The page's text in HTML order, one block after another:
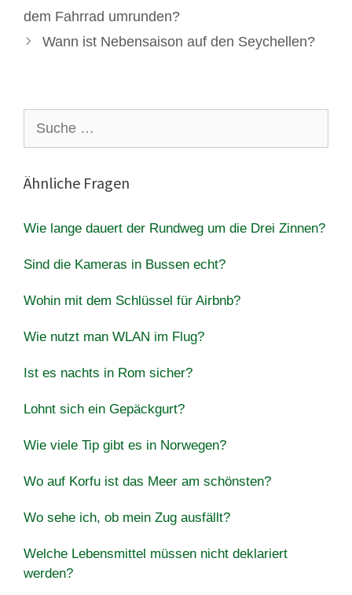
dem Fahrrad umrunden?
Wann ist Nebensaison auf den Seychellen?
nach:
Ähnliche Fragen
Wie lange dauert der Rundweg um die Drei Zinnen?
Sind die Kameras in Bussen echt?
Wohin mit dem Schlüssel für Airbnb?
Wie nutzt man WLAN im Flug?
Ist es nachts in Rom sicher?
Lohnt sich ein Gepäckgurt?
Wie viele Tip gibt es in Norwegen?
Wo auf Korfu ist das Meer am schönsten?
Wo sehe ich, ob mein Zug ausfällt?
Welche Lebensmittel müssen nicht deklariert
werden?